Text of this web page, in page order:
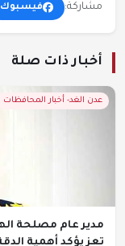
مشاركة: فيسبوك
أخبار ذات صلة
عدن الغد- أخبار المحافظات
مدير عام مصلحة
تعز يؤكد أهمية